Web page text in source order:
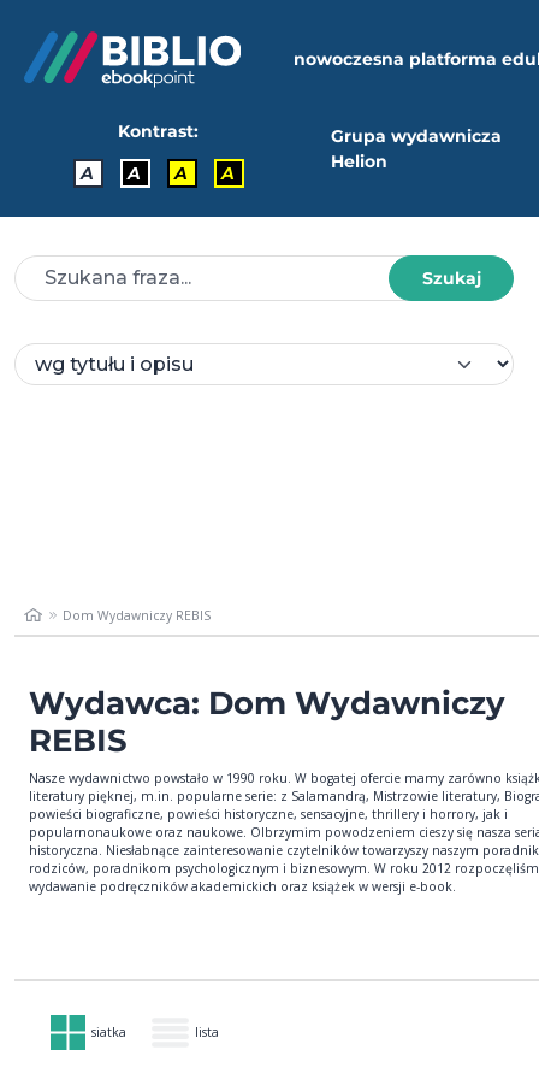
nowoczesna platforma
Kontrast:
A
A A A
Grupa wydawnicza
Helion
Szukaj
Dom Wydawniczy REBIS
Wydawca: Dom Wydawniczy
REBIS
Nasze wydawnictwo powstało w 1990 roku. W bogatej ofercie mamy zarówno
literatury pięknej, m.in. popularne serie: z Salamandrą, Mistrzowie literatury,
powieści biograficzne, powieści historyczne, sensacyjne, thrillery i horrory, jak i
popularnonaukowe oraz naukowe. Olbrzymim powodzeniem cieszy się nasza
historyczna. Niesłabnące zainteresowanie czytelników towarzyszy naszym
rodziców, poradnikom psychologicznym i biznesowym. W roku 2012
wydawanie podręczników akademickich oraz książek w wersji e-book.
siatka lista